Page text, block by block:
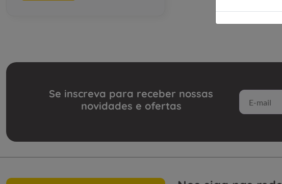
Se inscreva para receber nossas
novidades e ofertas